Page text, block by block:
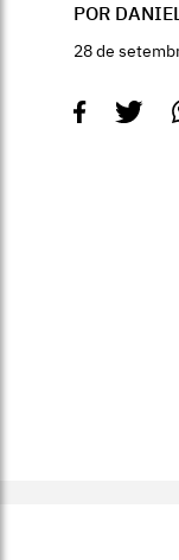
POR
28 de